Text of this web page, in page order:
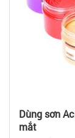
Dùng sơn
mắt